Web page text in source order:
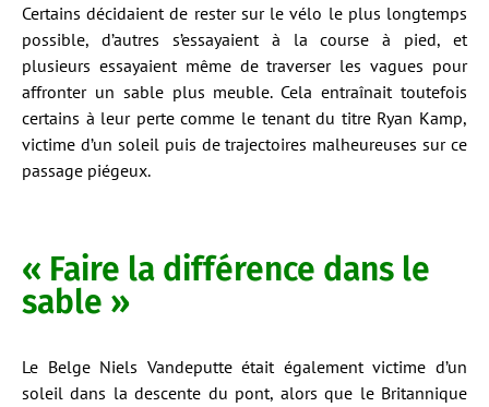
Certains décidaient de rester sur le vélo le plus longtemps
possible, d’autres s’essayaient à la course à pied, et
plusieurs essayaient même de traverser les vagues pour
affronter un sable plus meuble. Cela entraînait toutefois
certains à leur perte comme le tenant du titre Ryan Kamp,
victime d’un soleil puis de trajectoires malheureuses sur ce
passage piégeux.
« Faire la différence dans le
sable »
Le Belge Niels Vandeputte était également victime d’un
soleil dans la descente du pont, alors que le Britannique